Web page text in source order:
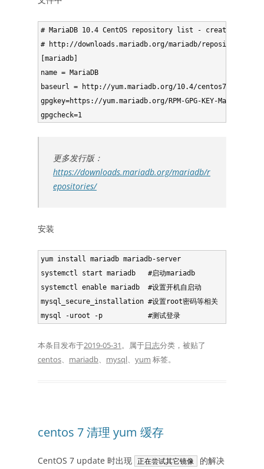
# MariaDB 10.4 CentOS repository list - created 2019-
# http://downloads.mariadb.org/mariadb/repositories/
[mariadb]
name = MariaDB
baseurl = http://yum.mariadb.org/10.4/centos7-amd64
gpgkey=https://yum.mariadb.org/RPM-GPG-KEY-MariaDB
更多发行版：
https://downloads.mariadb.org/mariadb/r
epositories/
安装
yum install mariadb mariadb-server
systemctl start mariadb   #启动mariadb
systemctl enable mariadb  #设置开机自启动
mysql_secure_installation #设置root密码等相关
本条目发布于2019-05-31。属于日志分类，被贴了
centos、 mariadb、 mysql、 yum 标签。
centos 7 清理 yum 缓存
CentOS 7 update 时出现 正在尝试其它镜像
的解决